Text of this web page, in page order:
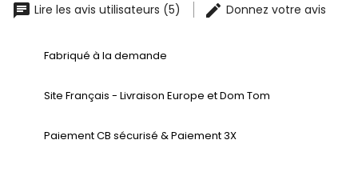
Lire les avis utilisateurs (5)
Donnez votre avis
Fabriqué à la demande
Site Français - Livraison Europe et Dom Tom
Paiement CB sécurisé & Paiement 3X